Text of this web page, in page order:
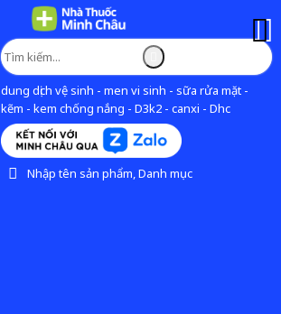
dung dịch vệ sinh - men vi sinh - sữa rửa mặt -
kẽm - kem chống nắng - D3k2 - canxi - Dhc
Nhập tên sản phẩm, Danh mục